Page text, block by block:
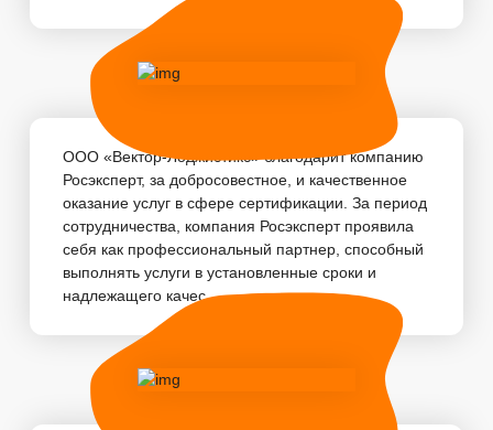
ООО «Вектор-Лоджистикс» благодарит компанию
Росэксперт, за добросовестное, и качественное
оказание услуг в сфере сертификации. За период
сотрудничества, компания Росэксперт проявила
себя как профессиональный партнер, способный
выполнять услуги в установленные сроки и
надлежащего качес...